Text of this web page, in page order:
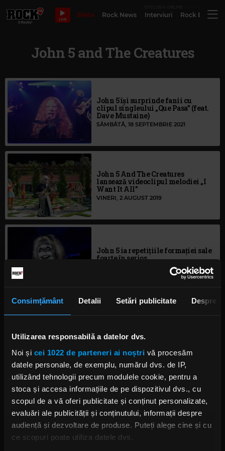
Consimțământ Detalii Setări publicitate Despre
Utilizarea responsabilă a datelor dvs.
Noi și cei 1022 de parteneri ai noștri vă procesăm
datele personale, de exemplu, numărul dvs. de IP,
utilizând tehnologii precum modulele cookie, pentru a
stoca și accesa informațiile de pe dispozitivul dvs., cu
scopul de a vă oferi publicitate și conținut personalizate,
evaluări ale publicității și conținutului, informații despre
audiență și dezvoltare de produse. Puteți alege cine și cu
ce scopuri poate utiliza datele dvs.
LIVE
Bilete Rock News Interviuri Rock
John 5 and The Creatures
John 5 își surprinde fanii cu
clipul singleului „Que Pasa” (feat.
Dave Mustaine)
SÂMBĂTĂ, 18 SEPTEMBRIE 2021
John 5 And The Creatures
lansează videoclipul melodiei „I
Want It All”
VINERI, 2 AUGUST 2019
John 5 ia repetițiile formației sale
foarte în serios
după Van Halen la Whisky A Go
Go
John 5 And The Creatures
lansează cea de-a patra melodie de
pe „Invasion” (și videoclipul ei)
JOI, 4 APRILIE 2019